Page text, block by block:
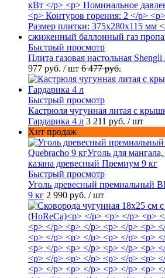
Быстрый просмотр
Плита газовая настольная
977 руб. / шт 6 477 руб.
Быстрый просмотр
Кастрюля чугунная литая с
Гардарика 4 л 3 211 руб. / шт
Хит продаж
Быстрый просмотр
Уголь древесный премиальный
9 кг 2 990 руб. / шт